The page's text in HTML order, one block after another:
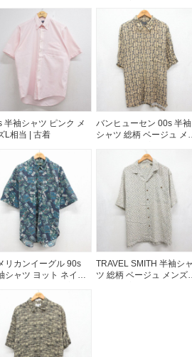
半袖シャツ ピンク メ
L相当 | 古着
バンヒューセン 00s 半袖
シャツ 総柄 ベージュ メ
リカンイーグル 90s
シャツ ヨット ネイビ
TRAVEL SMITH 半袖シ
ツ 総柄 ベージュ メンズ